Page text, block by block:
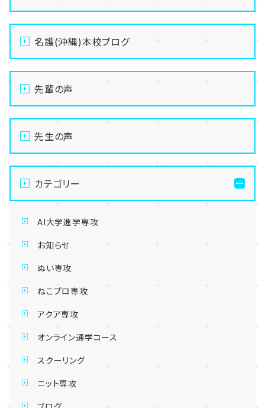
名護(沖縄)本校ブログ
先輩の声
先生の声
カテゴリー
AI大学進学専攻
お知らせ
ぬい専攻
ねこプロ専攻
アクア専攻
オンライン通学コース
スクーリング
ニット専攻